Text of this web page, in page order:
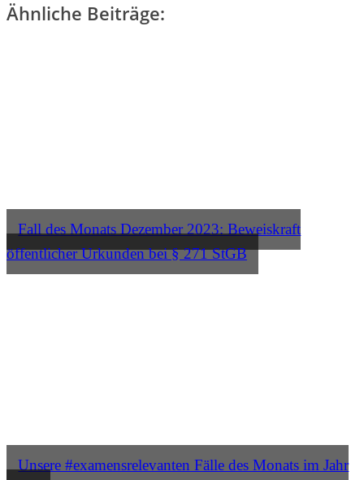
Ähnliche Beiträge:
Fall des Monats Dezember 2023: Beweiskraft
öffentlicher Urkunden bei § 271 StGB
Unsere #examensrelevanten Fälle des Monats im Jahr